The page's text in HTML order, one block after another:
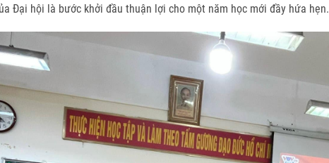
Đại hội là bước khởi đầu thuận lợi cho một năm học mới đầy hứa hẹn.